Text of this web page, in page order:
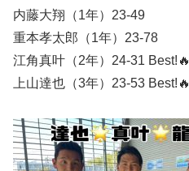
内藤大翔（1年）23-49
重本孝太郎（1年）23-78
江角真叶（2年）24-31 Best!🔥
上山達也（3年）23-53 Best!🔥